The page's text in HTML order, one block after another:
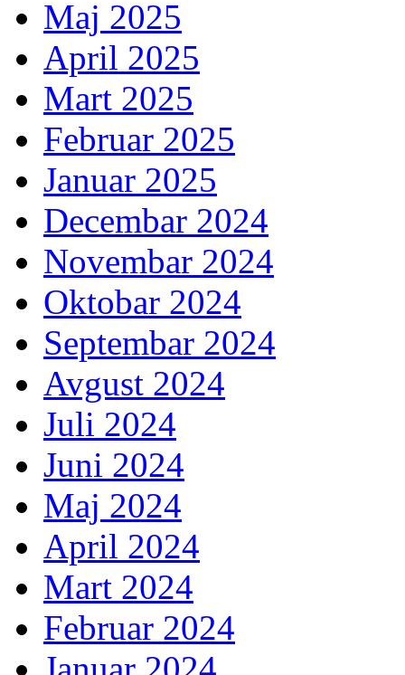
Maj 2025
April 2025
Mart 2025
Februar 2025
Januar 2025
Decembar 2024
Novembar 2024
Oktobar 2024
Septembar 2024
Avgust 2024
Juli 2024
Juni 2024
Maj 2024
April 2024
Mart 2024
Februar 2024